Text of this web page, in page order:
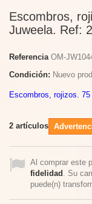
Escombros,
Juweela. Ref:
Referencia OM-
Condición: Nuevo
Escombros, rojizos.
2 artículos
Al comprar este
fidelidad . Su
puede(n)